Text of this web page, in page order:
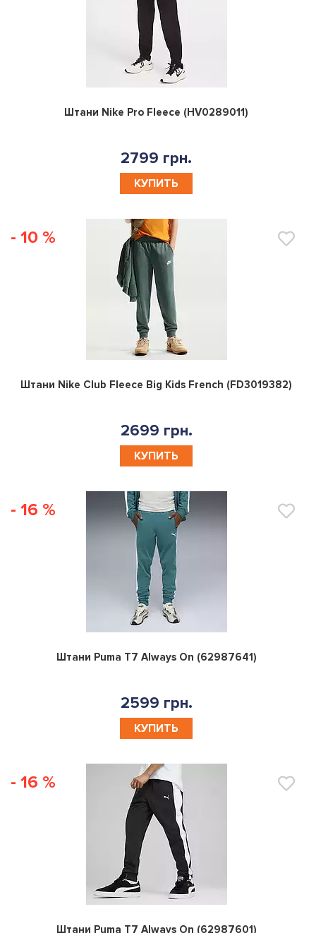
0
Штани Nike Pro Fleece (HV0289011)
2799 грн.
КУПИТЬ
- 10 %
0
Штани Nike Club Fleece Big Kids French (FD3019382)
2699 грн.
КУПИТЬ
- 16 %
0
Штани Puma T7 Always On (62987641)
2599 грн.
КУПИТЬ
- 16 %
0
Штани Puma T7 Always On (62987601)